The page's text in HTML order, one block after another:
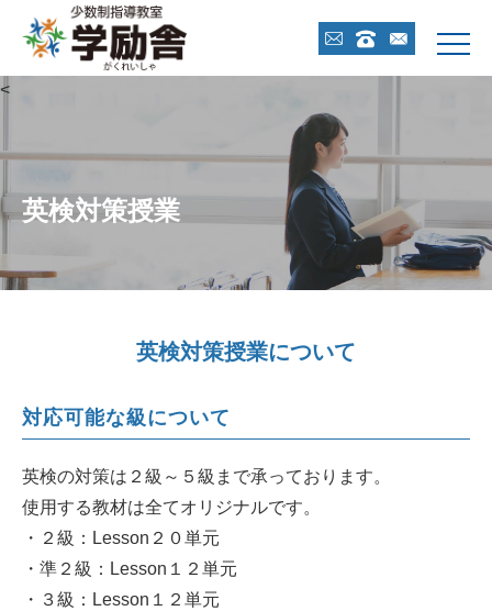
  
<
英検対策授業
英検対策授業について
対応可能な級について
英検の対策は２級～５級まで承っております。
使用する教材は全てオリジナルです。
・２級：Lesson２０単元
・準２級：Lesson１２単元
・３級：Lesson１２単元